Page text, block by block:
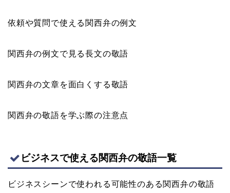
依頼や質問で使える関西弁の例文
関西弁の例文で見る長文の敬語
関西弁の文章を面白くする敬語
関西弁の敬語を学ぶ際の注意点
ビジネスで使える関西弁の敬語一覧
ビジネスシーンで使われる可能性のある関西弁の敬語